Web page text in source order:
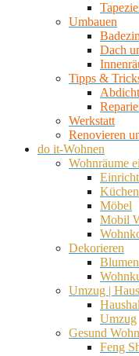
Umbauen
Dach
Tipps &
Werkstatt
Renovieren
do it-Wohnen
Wohnräume
Möbel
Mobil
Dekorieren
Umzug |
Umzug
Gesund
Feng